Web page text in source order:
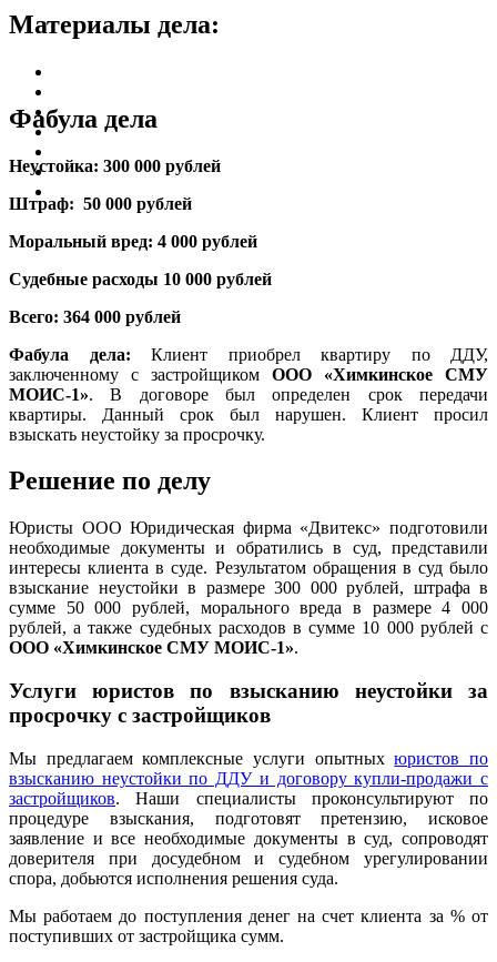
Материалы дела:
Фабула дела
Неустойка: 300 000 рублей
Штраф: 50 000 рублей
Моральный вред: 4 000 рублей
Судебные расходы 10 000 рублей
Всего: 364 000 рублей
Фабула дела: Клиент приобрел квартиру по ДДУ,
заключенному с застройщиком ООО «Химкинское СМУ
МОИС-1». В договоре был определен срок передачи
квартиры. Данный срок был нарушен. Клиент просил
взыскать неустойку за просрочку.
Решение по делу
Юристы ООО Юридическая фирма «Двитекс» подготовили
необходимые документы и обратились в суд, представили
интересы клиента в суде. Результатом обращения в суд было
взыскание неустойки в размере 300 000 рублей, штрафа в
сумме 50 000 рублей, морального вреда в размере 4 000
рублей, а также судебных расходов в сумме 10 000 рублей с
ООО «Химкинское СМУ МОИС-1».
Услуги юристов по взысканию неустойки за
просрочку с застройщиков
Мы предлагаем комплексные услуги опытныхюристов по
взысканию неустойки по ДДУ и договору купли-продажи с
застройщиков. Наши специалисты проконсультируют по
процедуре взыскания, подготовят претензию, исковое
заявление и все необходимые документы в суд, сопроводят
доверителя при досудебном и судебном урегулировании
спора, добьются исполнения решения суда.
Мы работаем до поступления денег на счет клиента за % от
поступивших от застройщика сумм.